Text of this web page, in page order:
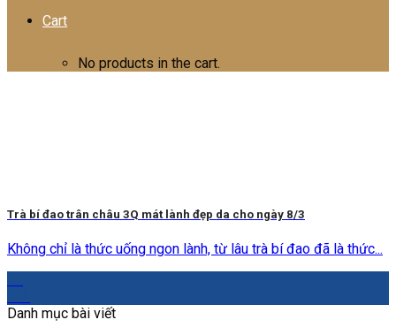
Cart
No products in the cart.
Trà bí đao trân châu 3Q mát lành đẹp da cho ngày 8/3
Không chỉ là thức uống ngon lành, từ lâu trà bí đao đã là thức...
Danh mục bài viết